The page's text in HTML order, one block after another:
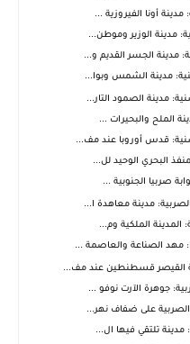
الصربية على ضفاف نهر...